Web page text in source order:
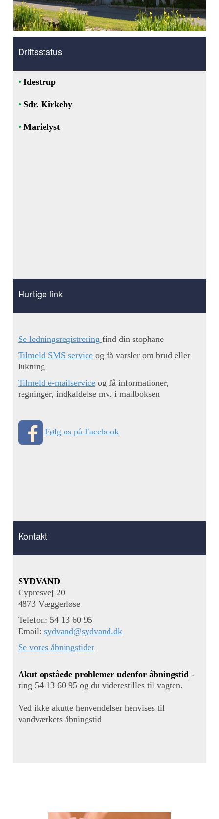
Driftsstatus
• Idestrup
• Sdr. Kirkeby
• Marielyst
Hurtige link
Se ledningsregistrering find din stophane
Tilmeld SMS service og få varsler om brud eller
lukning
Tilmeld e-mailservice og få informationer,
regninger, indkaldelse mv. i mailboksen
Følg os på Facebook
Kontakt
SYDVAND
Cypresvej 20
4873 Væggerløse
Telefon: 54 13 60 95
Email: sydvand@sydvand.dk
Se vores åbningstider
Akut opståede problemer udenfor åbningstid -
ring 54 13 60 95 og du viderestilles til vagten.
Ved ikke akutte henvendelser henvises til
vandværkets åbningstid